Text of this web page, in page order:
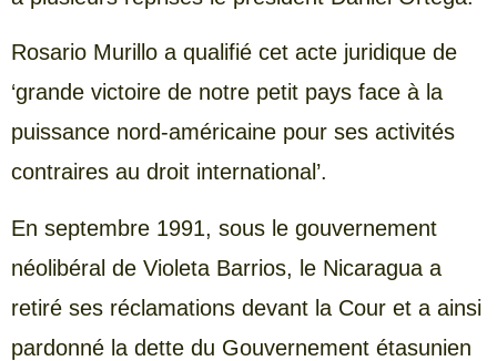
Rosario Murillo a qualifié cet acte juridique de
‘grande victoire de notre petit pays face à la
puissance nord-américaine pour ses activités
contraires au droit international’.
En septembre 1991, sous le gouvernement
néolibéral de Violeta Barrios, le Nicaragua a
retiré ses réclamations devant la Cour et a ainsi
pardonné la dette du Gouvernement étasunien